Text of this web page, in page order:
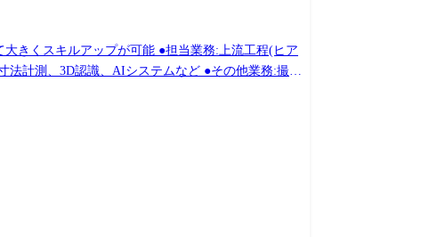
可能 ●担当業務:上流工程(ヒア
計測、3D認識、AIシステムなど ●その他業務:撮像